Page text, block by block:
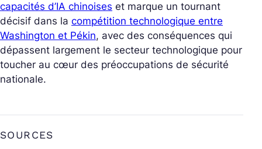
capacités d’IA chinoises et marque un tournant
décisif dans la compétition technologique entre
Washington et Pékin, avec des conséquences qui
dépassent largement le secteur technologique pour
toucher au cœur des préoccupations de sécurité
nationale.
SOURCES